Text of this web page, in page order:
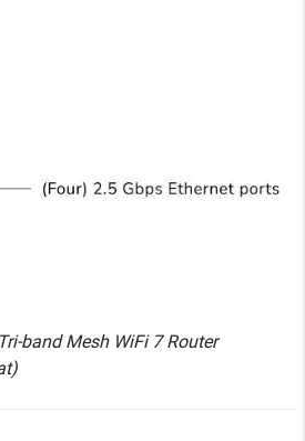
band Mesh WiFi 7 Router